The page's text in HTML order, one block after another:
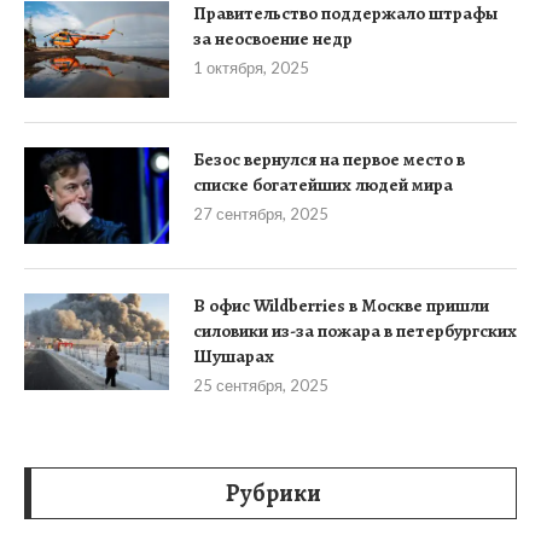
Правительство поддержало штрафы
за неосвоение недр
1 октября, 2025
Безос вернулся на первое место в
списке богатейших людей мира
27 сентября, 2025
В офис Wildberries в Москве пришли
силовики из-за пожара в петербургских
Шушарах
25 сентября, 2025
Рубрики